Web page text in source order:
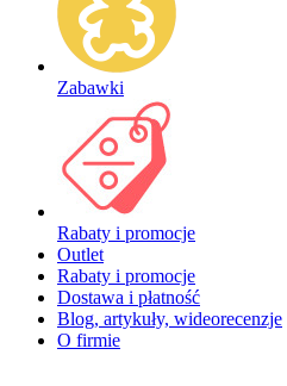
Zabawki
Rabaty i promocje
Outlet
Rabaty i promocje
Dostawa i płatność
Blog, artykuły, wideorecenzje
O firmie